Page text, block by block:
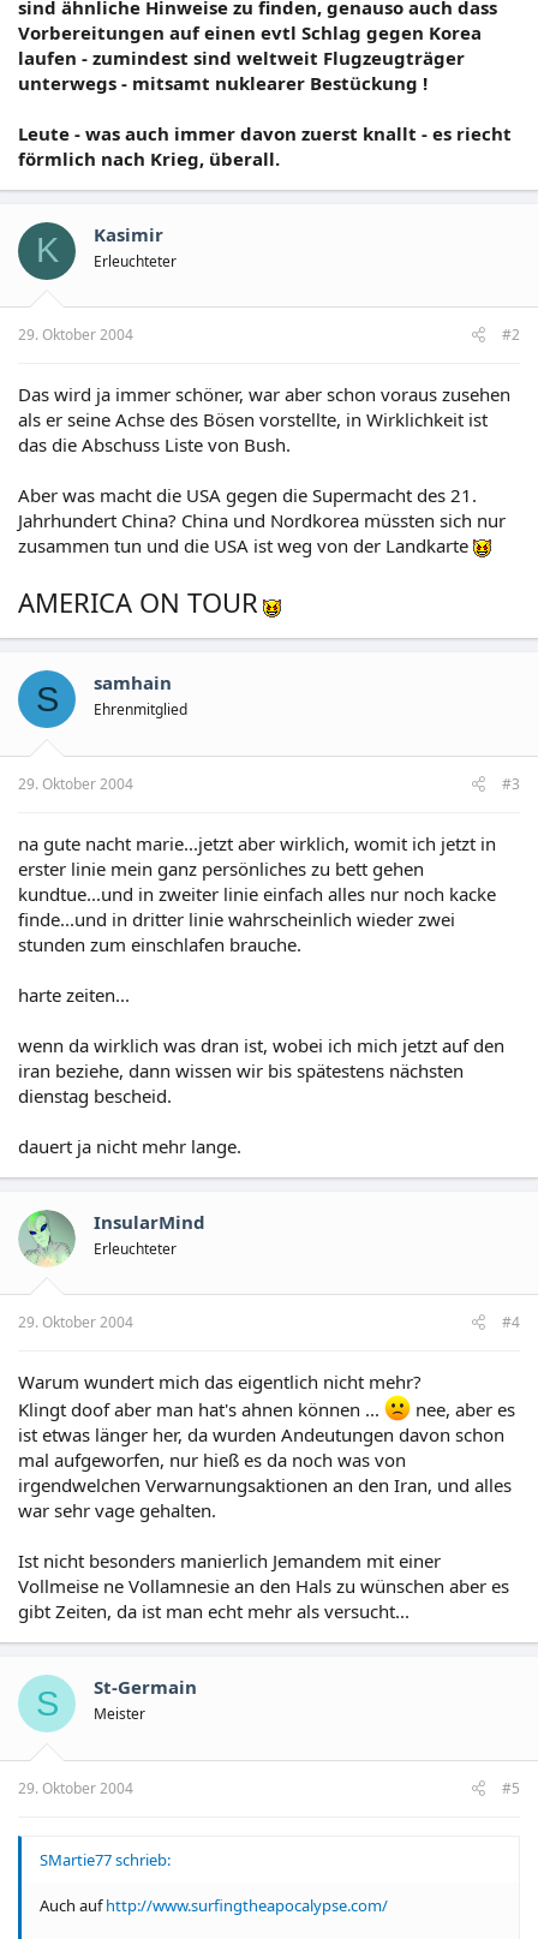
sind ähnliche Hinweise zu finden, genauso auch dass
Vorbereitungen auf einen evtl Schlag gegen Korea
laufen - zumindest sind weltweit Flugzeugträger
unterwegs - mitsamt nuklearer Bestückung !
Leute - was auch immer davon zuerst knallt - es riecht
förmlich nach Krieg, überall.
K Kasimir
Erleuchteter
29. Oktober 2004 #2
Das wird ja immer schöner, war aber schon voraus zusehen
als er seine Achse des Bösen vorstellte, in Wirklichkeit ist
das die Abschuss Liste von Bush.
Aber was macht die USA gegen die Supermacht des 21.
Jahrhundert China? China und Nordkorea müssten sich nur
zusammen tun und die USA ist weg von der Landkarte
AMERICA ON TOUR
S samhain
Ehrenmitglied
29. Oktober 2004 #3
na gute nacht marie...jetzt aber wirklich, womit ich jetzt in
erster linie mein ganz persönliches zu bett gehen
kundtue...und in zweiter linie einfach alles nur noch kacke
finde...und in dritter linie wahrscheinlich wieder zwei
stunden zum einschlafen brauche.
harte zeiten...
wenn da wirklich was dran ist, wobei ich mich jetzt auf den
iran beziehe, dann wissen wir bis spätestens nächsten
dienstag bescheid.
dauert ja nicht mehr lange.
InsularMind
Erleuchteter
29. Oktober 2004 #4
Warum wundert mich das eigentlich nicht mehr?
Klingt doof aber man hat's ahnen können ...
nee, aber es
ist etwas länger her, da wurden Andeutungen davon schon
mal aufgeworfen, nur hieß es da noch was von
irgendwelchen Verwarnungsaktionen an den Iran, und alles
war sehr vage gehalten.
Ist nicht besonders manierlich Jemandem mit einer
Vollmeise ne Vollamnesie an den Hals zu wünschen aber es
gibt Zeiten, da ist man echt mehr als versucht...
S St-Germain
Meister
29. Oktober 2004 #5
SMartie77 schrieb:
Auch aufhttp://www.surfingtheapocalypse.com/